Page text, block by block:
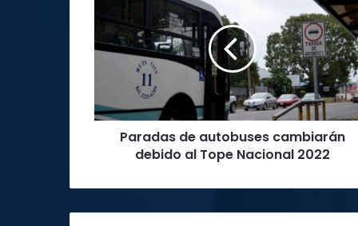
autobuses
cambiarán
debido
Nacional
2022
Paradas de autobuses cambiarán
debido al Tope Nacional 2022